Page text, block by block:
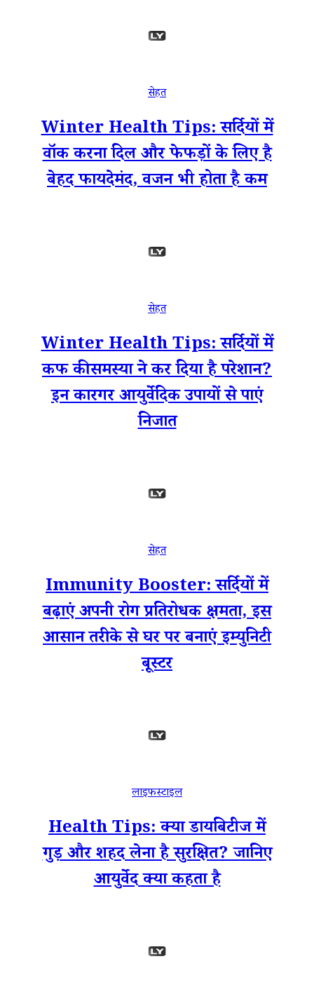
सेहत
Winter Health Tips: सर्दियों में
वॉक करना दिल और फेफड़ों के लिए है
बेहद फायदेमंद, वजन भी होता है कम
सेहत
Winter Health Tips: सर्दियों में
कफ की समस्या ने कर दिया है परेशान?
इन कारगर आयुर्वेदिक उपायों से पाएं
निजात
सेहत
Immunity Booster: सर्दियों में
बढ़ाएं अपनी रोग प्रतिरोधक क्षमता, इस
आसान तरीके से घर पर बनाएं इम्युनिटी
बूस्टर
लाइफस्टाइल
Health Tips: क्या डायबिटीज में
गुड़ और शहद लेना है सुरक्षित? जानिए
आयुर्वेद क्या कहता है